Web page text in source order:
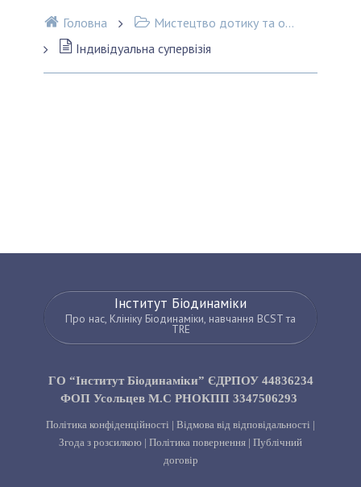
Головна
Мистецтво дотику та основи тілесної терапії
Індивідуальна супервізія
Інститут Біодинаміки
Про нас, Клініку Біодинаміки, навчання BCST та
TRE
ГО “Інститут Біодинаміки” ЄДРПОУ 44836234
ФОП Усольцев М.С РНОКПП 3347506293
Політика конфіденційності | Відмова від відповідальності |
Згода з розсилкою | Політика повернення | Публічний
договір